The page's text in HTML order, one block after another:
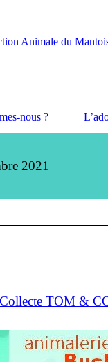
Animale du
nous ?
2021
Collecte TOM &